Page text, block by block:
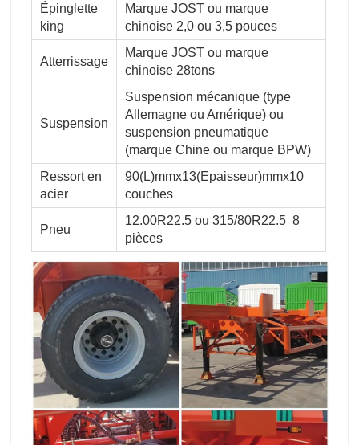
Épinglette
king
Marque JOST ou marque
chinoise 2,0 ou 3,5 pouces
Atterrissage
Marque JOST ou marque
chinoise 28tons
Suspension
Suspension mécanique (type
Allemagne ou Amérique) ou
suspension pneumatique
(marque Chine ou marque BPW)
Ressort en
acier
90(L)mmx13(Epaisseur)mmx10
couches
Pneu
12.00R22.5 ou 315/80R22.5 8
pièces